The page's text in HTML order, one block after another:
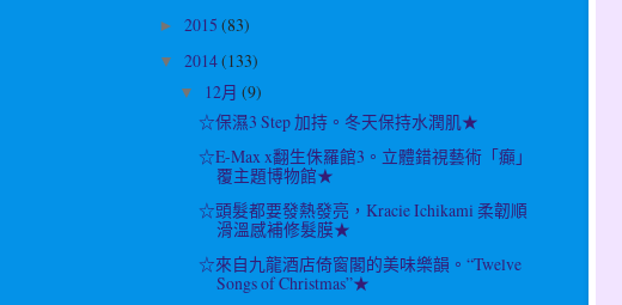
► 2015 (83)
▼ 2014(133)
▼ 12月 (9)
☆保濕3 Step 加持。冬天保持水潤肌★
☆E-Max x翻生侏羅館3。立體錯視藝術「癲」
覆主題博物館★
☆頭髮都要發熱發亮，Kracie Ichikami 柔韌順
滑溫感補修髮膜★
☆來自九龍酒店倚窗閣的美味樂韻。“Twelve
Songs of Christmas”★